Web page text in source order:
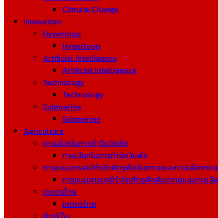
Climate Change
Innovation
Hyperloop
Hyperloop
Artificial Intelligence
Artificial Intelligence
Technology
Technology
Submarine
Submarine
Agriculture
ทางเลือกในการกำจัดวัชพืช
ทางเลือกในการกำจัดวัชพืช
การแบนสารเคมีกำจัดศัตรูพืชอันตรายและทางเลือกทด
การแบนสารเคมีกำจัดศัตรูพืชอันตรายและทางเ
เกษตรไทย
เกษตรไทย